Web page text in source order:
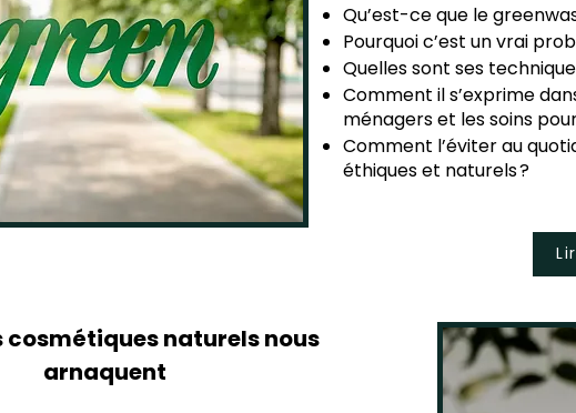
Qu’est-ce que le
Pourquoi c’est un vrai
Quelles sont ses
Comment il s’exprime
ménagers et les soins
Comment l’éviter au
éthiques et naturels ?
cosmétiques naturels nous
arnaquent